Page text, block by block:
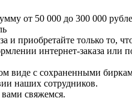
от 50 000 до 300 000
и приобретайте только то,
интернет-заказа или
виде с сохраненными
наших сотрудников.
вами свяжемся.